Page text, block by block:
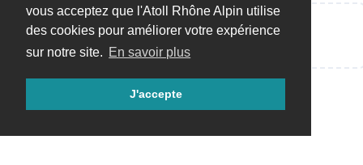
vous acceptez que l'Atoll Rhône Alpin utilise
des cookies pour améliorer votre expérience
sur notre site. En savoir plus
J'accepte
Répondre…